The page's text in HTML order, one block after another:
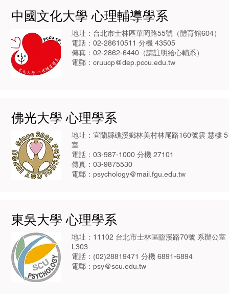
中國文化大學 心理輔導學系
地址：台北市士林區華岡路55號（體育館604）
電話：02-28610511 分機 43505
傳真：02-2862-6440（請註明給心輔系）
電郵： cruucp@dep.pccu.edu.tw
佛光大學 心理學系
地址：宜蘭縣礁溪鄉林美村林尾路160號雲 慧樓
室
電話：03-987-1000 分機 27101
傳真：03-9875530
電郵： psychology@mail.fgu.edu.tw
東吳大學 心理學系
地址：11102 台北市士林區臨溪路70號 系辦公室
L303
電話：(02)28819471 分機 6891-6894
電郵： psy@scu.edu.tw